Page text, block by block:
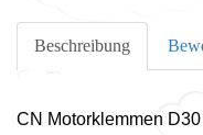
Beschreibung
CN Motorklemmen